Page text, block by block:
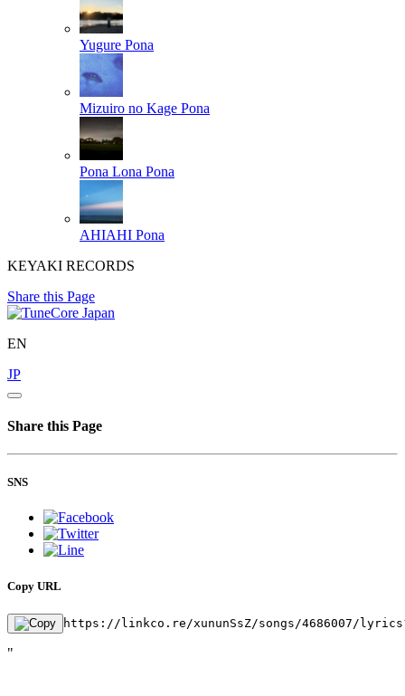
Yugure Pona
Mizuiro no Kage Pona
Pona Lona Pona
AHIAHI Pona
KEYAKI RECORDS
Share this Page
EN
JP
Share this Page
SNS
Copy URL
https://linkco.re/xununSsZ/songs/4686007/
"